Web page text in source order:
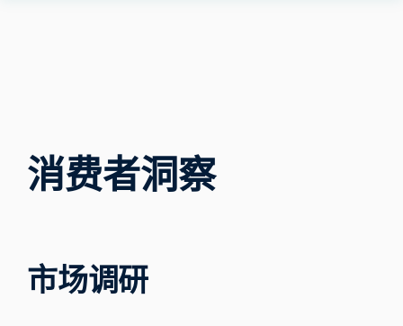
消费者洞察
市场调研